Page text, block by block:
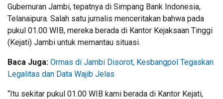
Gubernuran Jambi, tepatnya di Simpang Bank Indonesia,
Telanaipura. Salah satu jurnalis menceritakan bahwa pada
pukul 01.00 WIB, mereka berada di Kantor Kejaksaan Tinggi
(Kejati) Jambi untuk memantau situasi.
Baca Juga: Ormas di Jambi Disorot, Kesbangpol Tegaskan
Legalitas dan Data Wajib Jelas
“Itu sekitar pukul 01.00 WIB kami berada di Kantor Kejati,